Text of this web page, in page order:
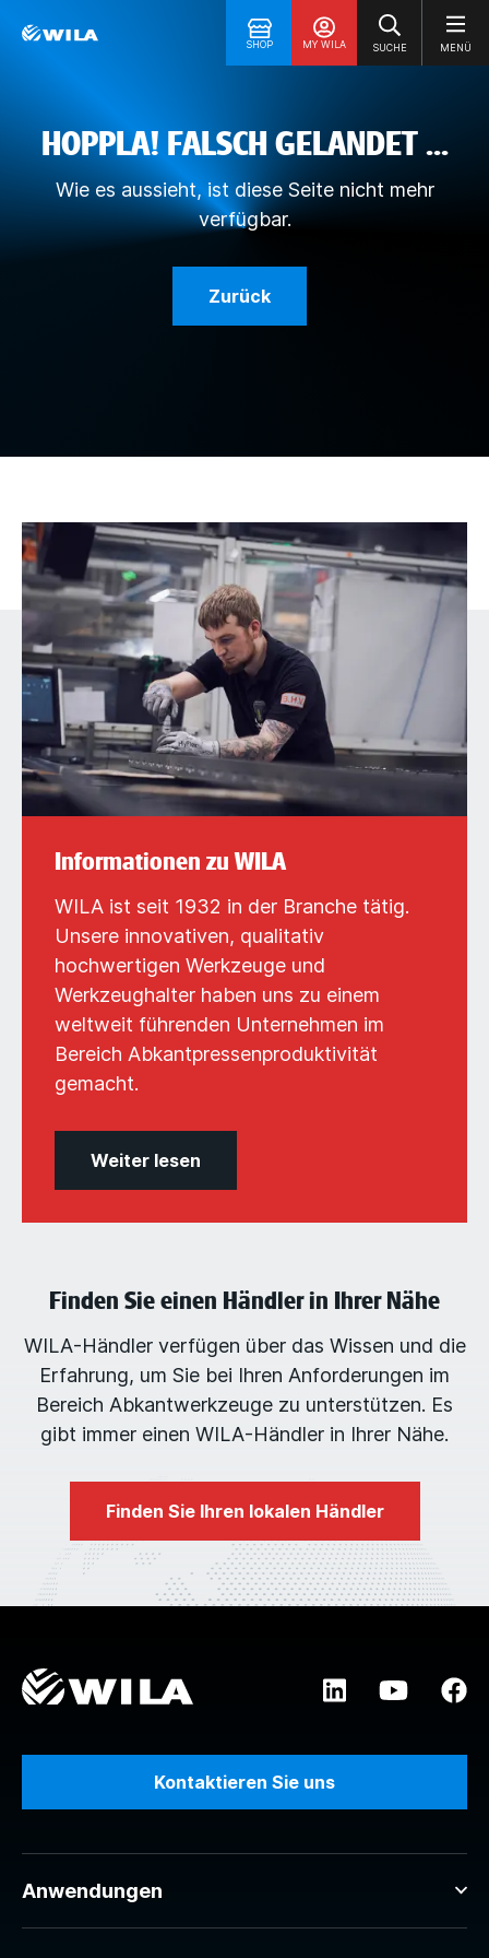
SHOP MY WILA SUCHE MENÜ
HOPPLA! FALSCH GELANDET ...
Wie es aussieht, ist diese Seite nicht mehr
verfügbar.
Zurück
Informationen zu WILA
WILA ist seit 1932 in der Branche tätig.
Unsere innovativen, qualitativ
hochwertigen Werkzeuge und
Werkzeughalter haben uns zu einem
weltweit führenden Unternehmen im
Bereich Abkantpressenproduktivität
gemacht.
Weiter lesen
Finden Sie einen Händler in Ihrer Nähe
WILA-Händler verfügen über das Wissen und die
Erfahrung, um Sie bei Ihren Anforderungen im
Bereich Abkantwerkzeuge zu unterstützen. Es
gibt immer einen WILA-Händler in Ihrer Nähe.
Finden Sie Ihren lokalen Händler
Kontaktieren Sie uns
Anwendungen